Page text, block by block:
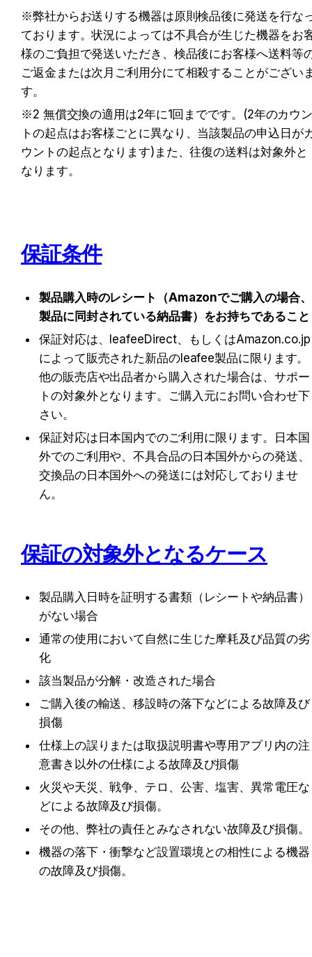
※弊社からお送りする機器は原則検品後に発送を行な
ております。状況によっては不具合が生じた機器をお
様のご負担で発送いただき、検品後にお客様へ送料等
ご返金または次月ご利用分にて相殺することがござい
す。
※2 無償交換の適用は2年に1回までです。(2年のカウ
トの起点はお客様ごとに異なり、当該製品の申込日が
ウントの起点となります)また、往復の送料は対象外と
なります。
保証条件
製品購入時のレシート（Amazonでご購入の場合、
製品に同封されている納品書）をお持ちであること
保証対応は、leafeeDirect、もしくはAmazon.co.jp
によって販売された新品のleafee製品に限ります。
他の販売店や出品者から購入された場合は、サポー
トの対象外となります。ご購入元にお問い合わせ下
さい。
保証対応は日本国内でのご利用に限ります。日本国
外でのご利用や、不具合品の日本国外からの発送、
交換品の日本国外への発送には対応しておりませ
ん。
保証の対象外となるケース
製品購入日時を証明する書類（レシートや納品書）
がない場合
通常の使用において自然に生じた摩耗及び品質の劣
化
該当製品が分解・改造された場合
ご購入後の輸送、移設時の落下などによる故障及び
損傷
仕様上の誤りまたは取扱説明書や専用アプリ内の注
意書き以外の仕様による故障及び損傷
火災や天災、戦争、テロ、公害、塩害、異常電圧な
どによる故障及び損傷。
その他、弊社の責任とみなされない故障及び損傷。
機器の落下・衝撃など設置環境との相性による機器
の故障及び損傷。